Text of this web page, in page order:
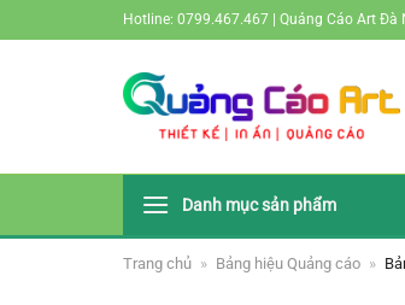
qua
Hotline: 0799.467.467 | Quảng Cáo Art Đà
Danh mục sản phẩm
Trang chủ » Bảng hiệu Quảng cáo »